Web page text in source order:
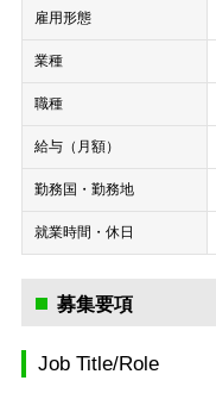
雇用形態
業種
職種
給与（月額）
勤務国・勤務地
就業時間・休日
募集要項
Job Title/Role